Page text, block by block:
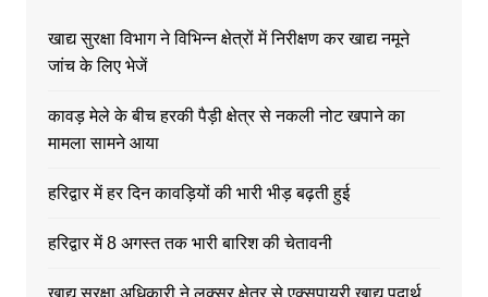
खाद्य सुरक्षा विभाग ने विभिन्न क्षेत्रों में निरीक्षण कर खाद्य नमूने
जांच के लिए भेजें
कावड़ मेले के बीच हरकी पैड़ी क्षेत्र से नकली नोट खपाने का
मामला सामने आया
हरिद्वार में हर दिन कावड़ियों की भारी भीड़ बढ़ती हुई
हरिद्वार में 8 अगस्त तक भारी बारिश की चेतावनी
खाद्य सुरक्षा अधिकारी ने लक्सर क्षेत्र से एक्सपायरी खाद्य पदार्थ